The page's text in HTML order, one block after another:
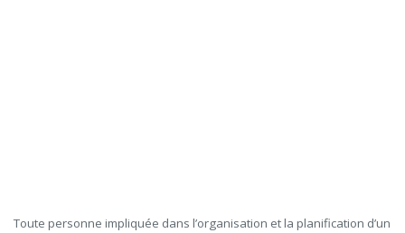
Toute personne impliquée dans l’organisation et la planification d’un